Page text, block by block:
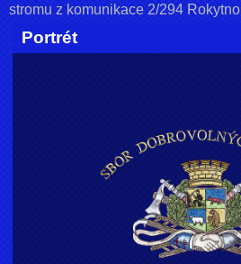
stromu z komunikace 2/294 Rokytno
Portrét